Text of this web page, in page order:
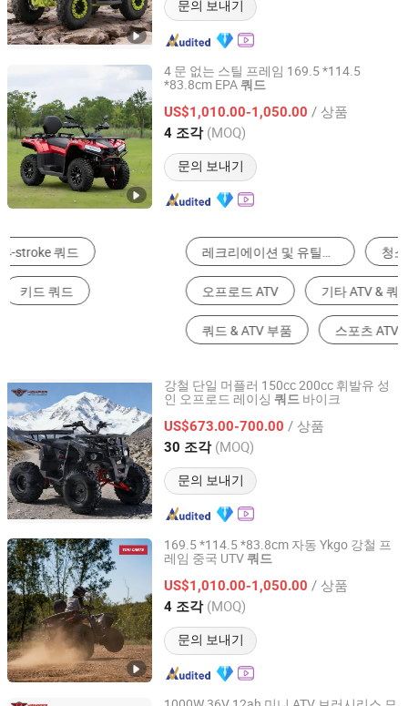
문의 보내기
4 문 없는 스틸 프레임 169.5 *114.5
*83.8cm EPA쿼드
US$1,010.00-1,050.00 / 상품
4 조각 (MOQ)
문의 보내기
Taizhou Yoki Carts Co., Ltd.
Jiangsu, China 이후 2026
청소년 ATV
오프로드 ATV 기타 ATV & 쿼드
스포츠 ATV
강철 단일 머플러 150cc 200cc 휘발유 성
인 오프로드 레이싱 쿼드 바이크
US$673.00-700.00 / 상품
30 조각 (MOQ)
문의 보내기
Hangzhou High Per Corporation Limited
Zhejiang, China 이후 2010
169.5 *114.5 *83.8cm 자동 Ykgo 강철 프
레임 중국 UTV쿼드
US$1,010.00-1,050.00 / 상품
4 조각 (MOQ)
문의 보내기
Taizhou Yoki Carts Co., Ltd.
Jiangsu, China 이후 2026